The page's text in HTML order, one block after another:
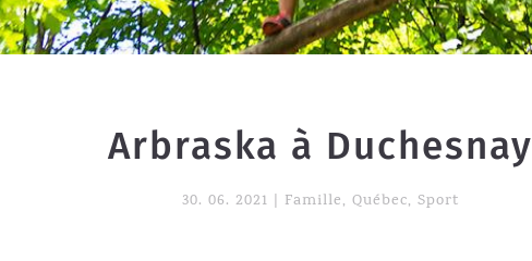
Arbraska à Duchesnay
30. 06. 2021 Famille, Québec, Sport